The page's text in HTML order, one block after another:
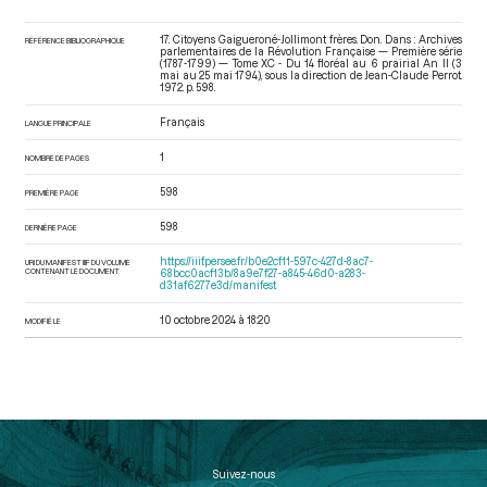
RÉFÉRENCE BIBLIOGRAPHIQUE
17. Citoyens Gaigueroné-Jollimont frères. Don. Dans : Archives
parlementaires de la Révolution Française — Première série
(1787-1799) — Tome XC - Du 14 floréal au 6 prairial An II (3
mai au 25 mai 1794) , sous la direction de Jean-Claude Perrot.
1972. p. 598.
LANGUE PRINCIPALE Français
NOMBRE DE PAGES 1
PREMIÈRE PAGE 598
DERNIÈRE PAGE 598
URI DU MANIFEST IIIF DU VOLUME
CONTENANT LE DOCUMENT
https://iiif.persee.fr/b0e2cf11-597c-427d-8ac7-
68bcc0acf13b/8a9e7f27-a845-46d0-a283-
d31af6277e3d/manifest
MODIFIÉ LE 10 octobre 2024 à 18:20
Suivez-nous